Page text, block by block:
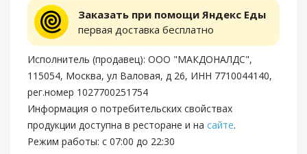
Заказать при помощи Яндекс Еды
первая доставка бесплатно
Исполнитель (продавец): ООО "МАКДОНАЛДС",
115054, Москва, ул Валовая, д 26, ИНН 7710044140,
рег.номер 1027700251754
Информация о потребительских свойствах
продукции доступна в ресторане и на сайте.
Режим работы: с 07:00 до 22:30